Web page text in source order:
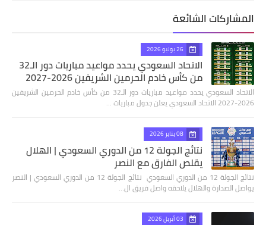
المشاركات الشائعة
26 يوليو 2026
الاتحاد السعودي يحدد مواعيد مباريات دور الـ32
من كأس خادم الحرمين الشريفين 2026-2027
الاتحاد السعودي يحدد مواعيد مباريات دور الـ32 من كأس خادم الحرمين الشريفين
2026-2027 الاتحاد السعودي يعلن جدول مباريات …
08 يناير 2026
نتائج الجولة 12 من الدوري السعودي | الهلال
يقلص الفارق مع النصر
نتائج الجولة 12 من الدوري السعودي نتائج الجولة 12 من الدوري السعودي | النصر
يواصل الصدارة والهلال يلاحقه واصل فريق ال…
03 أبريل 2026